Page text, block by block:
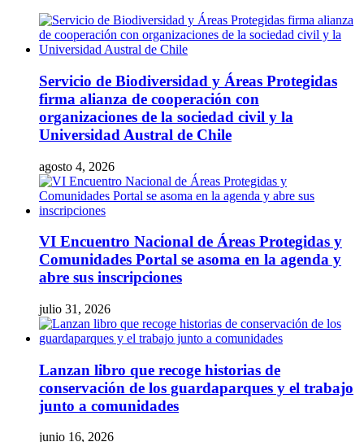
Servicio de Biodiversidad y Áreas Protegidas
firma alianza de cooperación con
organizaciones de la sociedad civil y la
Universidad Austral de Chile
agosto 4, 2026
VI Encuentro Nacional de Áreas Protegidas y
Comunidades Portal se asoma en la agenda y
abre sus inscripciones
julio 31, 2026
Lanzan libro que recoge historias de
conservación de los guardaparques y el trabajo
junto a comunidades
junio 16, 2026